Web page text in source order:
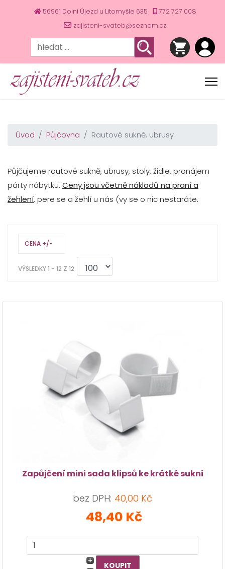
56961 Dolní Újezd u Litomyšle 635
772 727 008
zajisteni-svateb@seznam.cz
Úvod Půjčovna Rautové sukně, ubrusy
Půjčujeme rautové sukně, ubrusy, stoly, židle, pronájem
párty nábytku. Ceny jsou včetně nákladů na praní a
žehlení, pere se a žehlí u nás (vy se o nic nestaráte.
CENA +/-
VÝSLEDKY 1 - 12 Z 12
Zapůjčení mini sada klipsů ke krátké sukni
bez DPH: 40,00 Kč
48,40 Kč